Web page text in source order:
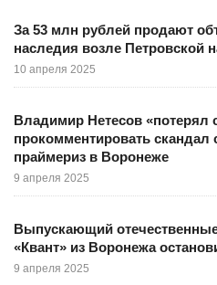
За 53 млн рублей продают
наследия возле Петровской
10 апреля 2025
Владимир Нетесов «потерял
прокомментировать
праймериз в Воронеже
9 апреля 2025
Выпускающий
«Квант» из Воронежа
9 апреля 2025